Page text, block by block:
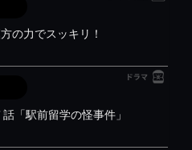
の力でスッキリ！
「駅前留学の怪事件」